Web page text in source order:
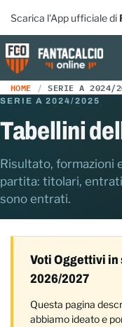
Scarica l'App ufficiale di
HOME SERIE A 2024/
SERIE A 2024/2025
Tabellini
Risultato, formazioni
partita: titolari,
sono entrati.
Voti Oggettivi in
2026/2027
Questa pagina
abbiamo ideato e